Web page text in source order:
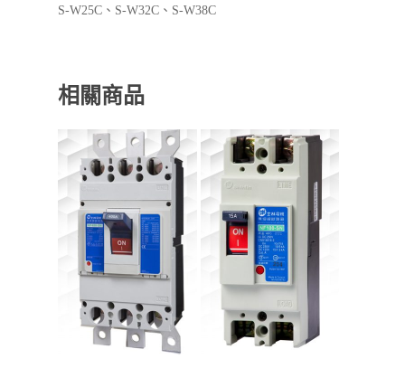
S-W25C、S-W32C、S-W38C
相關商品